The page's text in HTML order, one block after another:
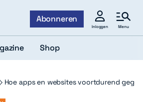
Abonneren
Inloggen Menu
Shop
Hoe apps en websites voortdurend